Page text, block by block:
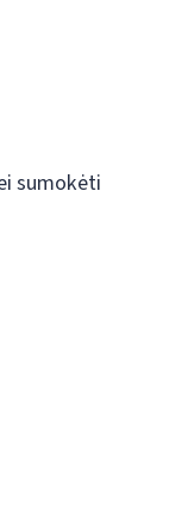
sumokėti